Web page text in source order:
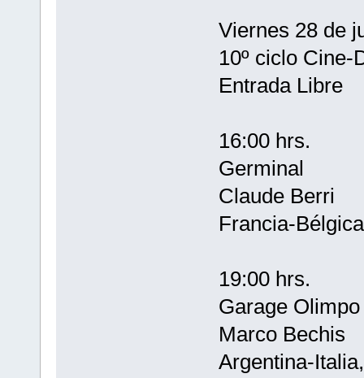
Viernes 28 de
10º ciclo Cine-
Entrada Libre
16:00 hrs.
Germinal
Claude Berri
Francia-
19:00 hrs.
Garage Olimpo
Marco Bechis
Argentina-